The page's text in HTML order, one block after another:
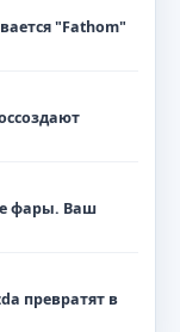
"Fathom"
фары. Ваш
превратят в